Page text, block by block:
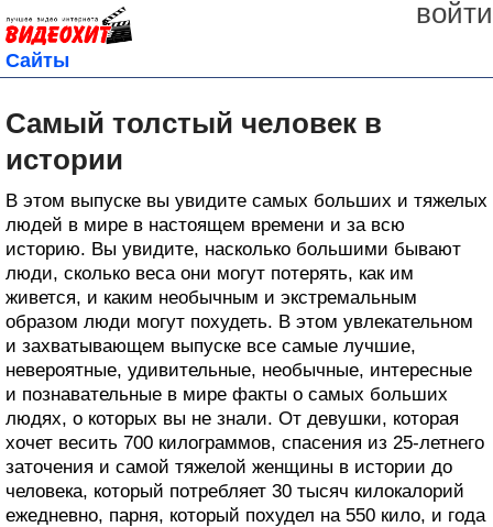
войти
Сайты
Самый толстый человек в
истории
В этом выпуске вы увидите самых больших и тяжелых
людей в мире в настоящем времени и за всю
историю. Вы увидите, насколько большими бывают
люди, сколько веса они могут потерять, как им
живется, и каким необычным и экстремальным
образом люди могут похудеть. В этом увлекательном
и захватывающем выпуске все самые лучшие,
невероятные, удивительные, необычные, интересные
и познавательные в мире факты о самых больших
людях, о которых вы не знали. От девушки, которая
хочет весить 700 килограммов, спасения из 25-летнего
заточения и самой тяжелой женщины в истории до
человека, который потребляет 30 тысяч килокалорий
ежедневно, парня, который похудел на 550 кило, и года